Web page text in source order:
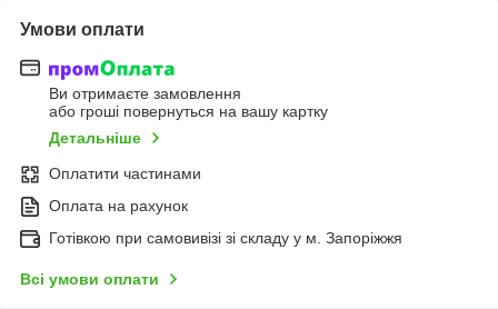
Умови оплати
Ви отримаєте замовлення
або гроші повернуться на вашу картку
Детальніше
Оплатити частинами
Оплата на рахунок
Готівкою при самовивізі зі складу у м. Запоріжжя
Всі умови оплати